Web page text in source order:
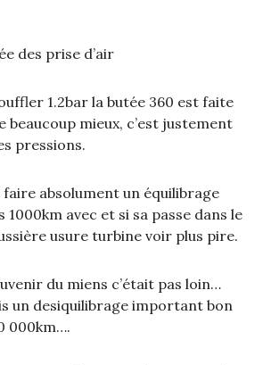
des prise d’air
1.2bar la butée 360 est faite
beaucoup mieux, c’est justement
pressions.
absolument un équilibrage
1000km avec et si sa passe dans le
usure turbine voir plus pire.
du miens c’était pas loin…
un desiquilibrage important bon
000km….